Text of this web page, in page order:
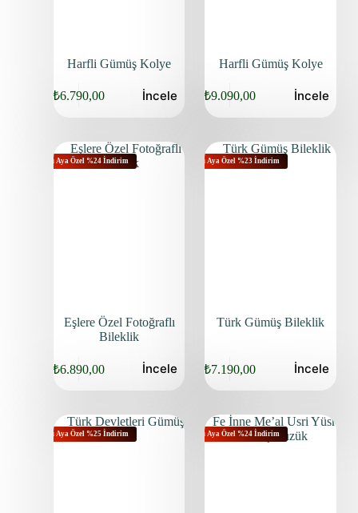
Harfli Gümüş Kolye
₺6.790,00 İncele
Harfli Gümüş Kolye
₺9.090,00 İncele
Bu Aya Özel %24 İndirim
Eşlere Özel Fotoğraflı
Bileklik
₺6.890,00 İncele
Bu Aya Özel %23 İndirim
Türk Gümüş Bileklik
₺7.190,00 İncele
Bu Aya Özel %25 İndirim Bu Aya Özel %24 İndirim